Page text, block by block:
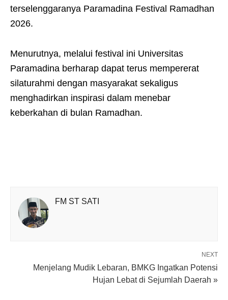
terselenggaranya Paramadina Festival Ramadhan
2026.
Menurutnya, melalui festival ini Universitas
Paramadina berharap dapat terus mempererat
silaturahmi dengan masyarakat sekaligus
menghadirkan inspirasi dalam menebar
keberkahan di bulan Ramadhan.
FM ST SATI
NEXT
Menjelang Mudik Lebaran, BMKG Ingatkan Potensi
Hujan Lebat di Sejumlah Daerah »